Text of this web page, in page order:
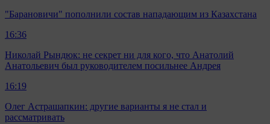
"Барановичи" пополнили состав нападающим из Казахстана
16:36
Николай Рындюк: не секрет ни для кого, что Анатолий
Анатольевич был руководителем посильнее Андрея
16:19
Олег Астрашапкин: другие варианты я не стал и
рассматривать